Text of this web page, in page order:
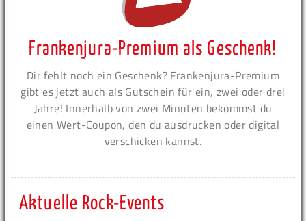
Frankenjura-Premium als Geschenk!
Dir fehlt noch ein Geschenk? Frankenjura-Premium
gibt es jetzt auch als Gutschein für ein, zwei oder drei
Jahre! Innerhalb von zwei Minuten bekommst du
einen Wert-Coupon, den du ausdrucken oder digital
verschicken kannst.
Aktuelle Rock-Events